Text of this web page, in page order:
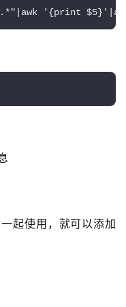
'{print
起使用，就可以添加